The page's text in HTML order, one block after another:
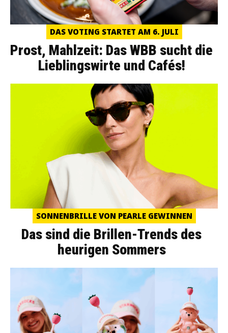
DAS VOTING STARTET AM 6. JULI
Prost, Mahlzeit: Das WBB sucht die
Lieblingswirte und Cafés!
SONNENBRILLE VON PEARLE GEWINNEN
Das sind die Brillen-Trends des
heurigen Sommers